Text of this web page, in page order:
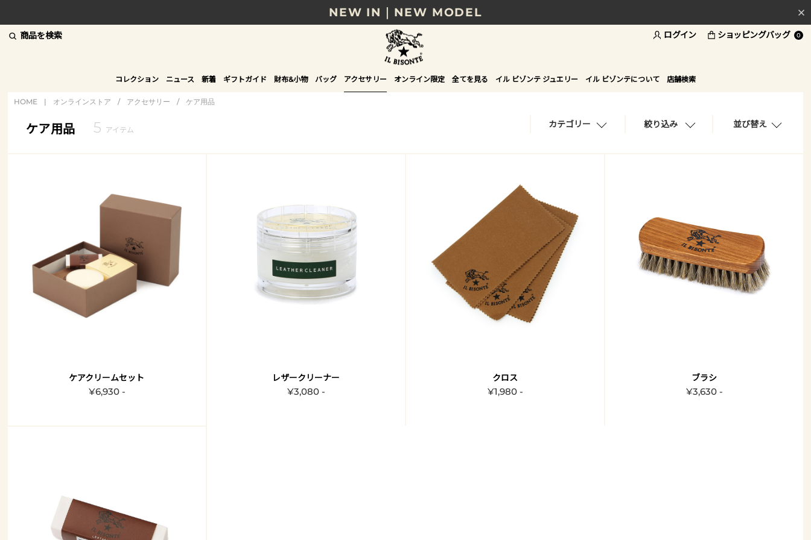
NEW IN｜NEW MODEL
8/17(月)10時まで｜税込11,000円以上で送料無料
贈る相手やシーンから選べる、新しいギフトガイド
NEW IN｜COLOR LEATHER
商品を検索 ログイン ショッピングバッグ 0
コレクション ニュース 新着 ギフトガイド 財布&小物 バッグ アクセサリー オンライン限定 全てを見る イル ビゾンテ ジュエリー イル ビゾンテについて 店舗検索
HOME | オンラインストア / アクセサリー / ケア用品
ケア用品 5 アイテム
カテゴリー 絞り込み 並び替え
ケアクリームセット
¥6,930 -
レザークリーナー
¥3,080 -
クロス
¥1,980 -
ブラシ
¥3,630 -